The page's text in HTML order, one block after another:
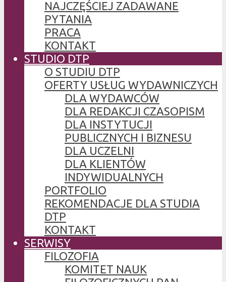
NAJCZĘŚCIEJ ZADAWANE
PYTANIA
PRACA
KONTAKT
STUDIO DTP
O STUDIU DTP
OFERTY USŁUG WYDAWNICZYCH
DLA WYDAWCÓW
DLA REDAKCJI CZASOPISM
DLA INSTYTUCJI
PUBLICZNYCH I BIZNESU
DLA UCZELNI
DLA KLIENTÓW
INDYWIDUALNYCH
PORTFOLIO
REKOMENDACJE DLA STUDIA
DTP
KONTAKT
SERWISY
FILOZOFIA
KOMITET NAUK